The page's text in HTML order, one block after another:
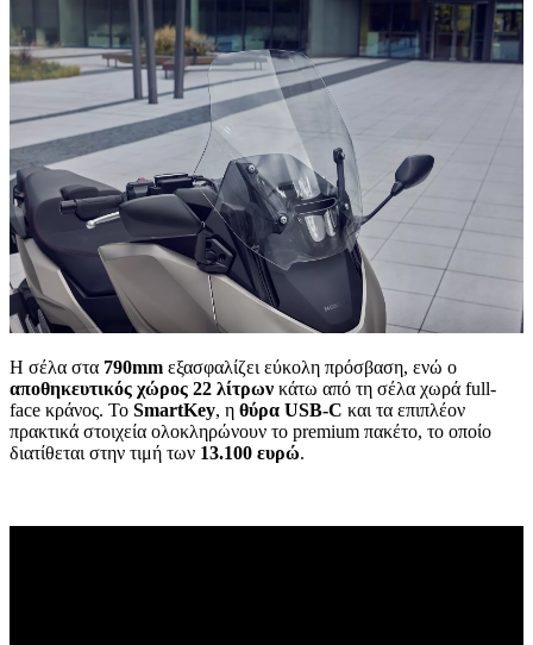
Η σέλα στα 790mm εξασφαλίζει εύκολη πρόσβαση, ενώ ο
αποθηκευτικός χώρος 22 λίτρων κάτω από τη σέλα χωρά full-
face κράνος. Το SmartKey, η θύρα USB-C και τα επιπλέον
πρακτικά στοιχεία ολοκληρώνουν το premium πακέτο, το οποίο
διατίθεται στην τιμή των 13.100 ευρώ.